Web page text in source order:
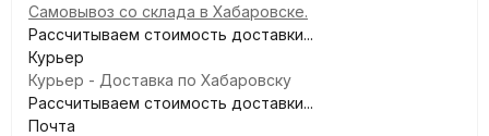
Самовывоз со склада в Хабаровске.
Рассчитываем стоимость доставки...
Курьер
Курьер - Доставка по Хабаровску
Рассчитываем стоимость доставки...
Почта